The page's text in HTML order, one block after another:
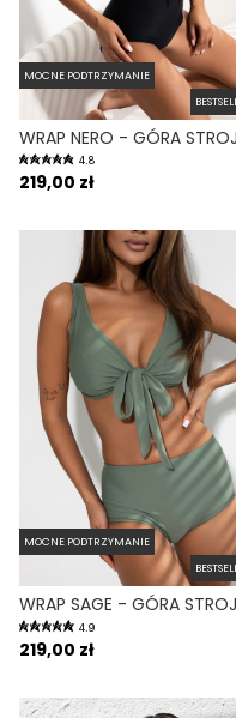
MOCNE PODTRZYMANIE
4.8
219,00 zł
MOCNE PODTRZYMANIE
4.9
219,00 zł